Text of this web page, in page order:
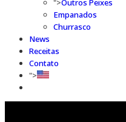
">Outros Peixes
Empanados
Churrasco
News
Receitas
Contato
">